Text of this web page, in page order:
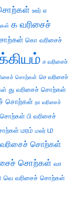
ஊர் எ
க வரிசைச்
கொ வரிசைச்
ச வரிசைச்
சொற்கள் செ வரிசைச்
து வரிசைச் சொற்கள்
சொற்கள் நா வரிசைச்
சொற்கள் பி வரிசைச்
மரம் மலர் ம
வரிசைச் சொற்கள்
சொற்கள் வா
வெ வரிசைச் சொற்கள்